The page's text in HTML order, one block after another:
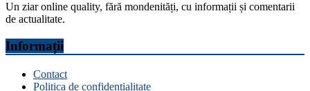
Un ziar online quality, fără mondenități, cu informații și comentarii
de actualitate.
Informații
Contact
Politica de confidențialitate